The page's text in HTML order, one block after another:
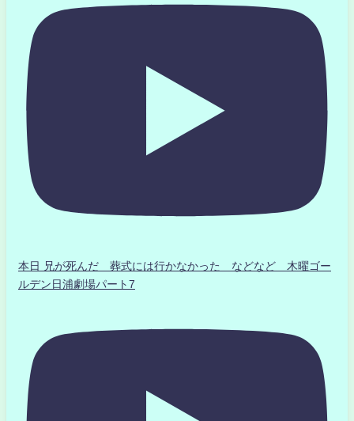
本日 兄が死んだ 葬式には行かなかった などなど 木曜ゴー
ルデン日浦劇場パート7